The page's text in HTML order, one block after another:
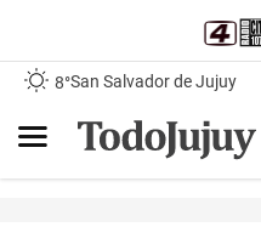
8°San Salvador de Jujuy